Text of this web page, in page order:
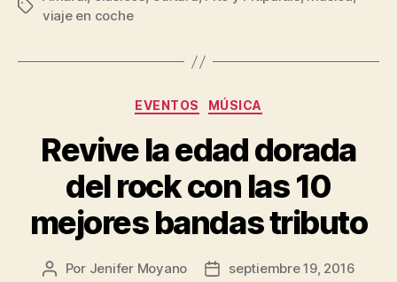
Etiquetas
viaje en coche
Categorías
EVENTOS MÚSICA
Revive la edad dorada
del rock con las 10
mejores bandas tributo
Autor
Por Jenifer Moyano
Fechaseptiembre 19, 2016